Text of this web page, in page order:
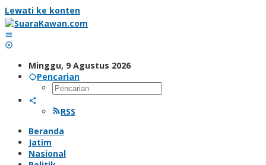
Lewati ke konten
Minggu, 9 Agustus 2026
Pencarian
RSS
Beranda
Jatim
Nasional